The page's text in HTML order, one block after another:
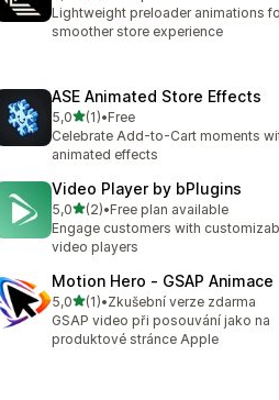
Lightweight preloader animations
smoother store experience
ASE Animated Store Effects
5,0z 5 hvězd
(1)
Celkový počet recenzí: 1
•Free
Celebrate Add-to-Cart moments
animated effects
Video Player by bPlugins
5,0z 5 hvězd
(2)
Celkový počet recenzí: 2
•Free plan available
Engage customers with
video players
Motion Hero ‑ GSAP Animace
5,0z 5 hvězd
(1)
Celkový počet recenzí: 1
•Zkušební verze zdarma
GSAP video při posouvání jako na
produktové stránce Apple